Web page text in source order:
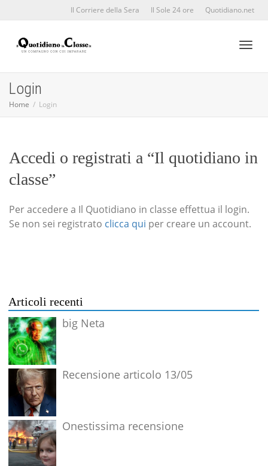
Il Corriere della Sera Il Sole 24 ore Quotidiano.net
Login
Home Login
Accedi o registrati a “Il quotidiano in
classe”
Per accedere a Il Quotidiano in classe effettua il login.
Se non sei registrato clicca qui per creare un account.
Articoli recenti
big Neta
Recensione articolo 13/05
Onestissima recensione